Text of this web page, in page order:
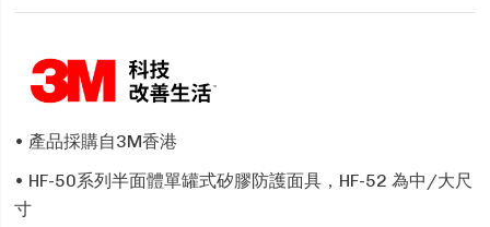
• 產品採購自3M香港
• HF-50系列半面體單罐式矽膠防護面具，HF-52 為中/大尺
寸